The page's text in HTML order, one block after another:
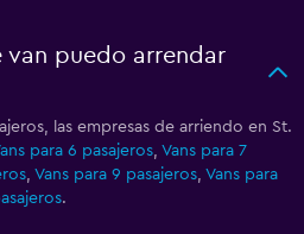
puedo arrendar
las empresas de arriendo en St.
para 6 pasajeros, Vans para 7
, Vans para 9 pasajeros, Vans para
.